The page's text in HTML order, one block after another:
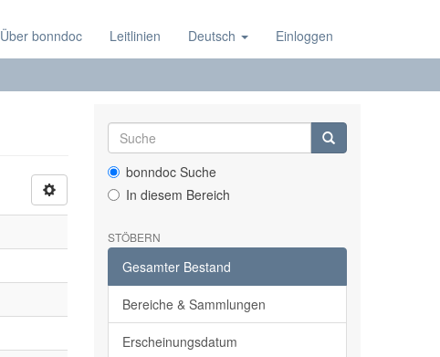
Über bonndoc Leitlinien Deutsch Einloggen
bonndoc Suche
In diesem Bereich
STÖBERN
Gesamter Bestand
Bereiche & Sammlungen
Erscheinungsdatum